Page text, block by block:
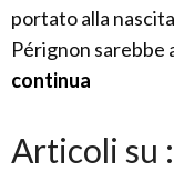
portato alla
Pérignon sarebbe
continua
Articoli su